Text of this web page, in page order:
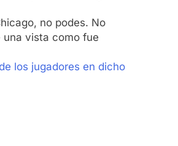
no podes. No
una vista como fue
los jugadores en dicho